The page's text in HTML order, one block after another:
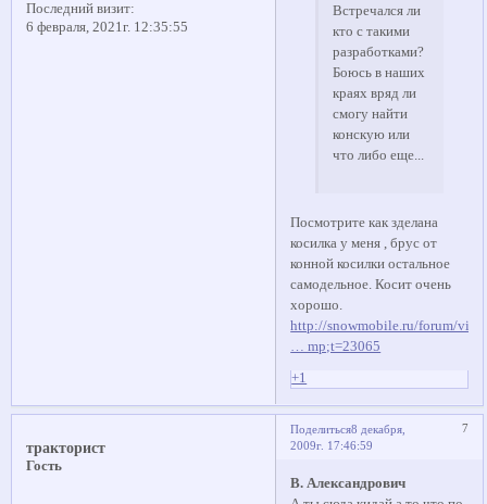
Последний визит:
6 февраля, 2021г. 12:35:55
Встречался ли
кто с такими
разработками?
Боюсь в наших
краях вряд ли
смогу найти
конскую или
что либо еще...
Посмотрите как зделана
косилка у меня , брус от
конной косилки остальное
самодельное. Косит очень
хорошо.
http://snowmobile.ru/forum/
… mp;t=23065
+1
Поделиться 7
8 декабря,
2009г. 17:46:59
тракторист
Гость
В. Александрович